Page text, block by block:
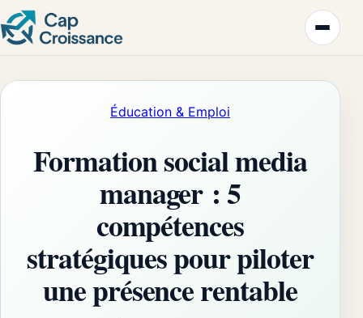
Éducation & Emploi
Formation social media
manager : 5
compétences
stratégiques pour piloter
une présence rentable